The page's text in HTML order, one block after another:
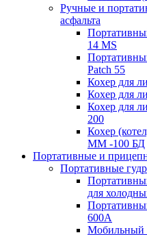
Ручные и
асфальта
14 MS
Patch 55
Кохер для
Кохер для
Кохер для
200
Кохер
MM -100 БД
Портативные и
Портативные
для
600A
Мобильный